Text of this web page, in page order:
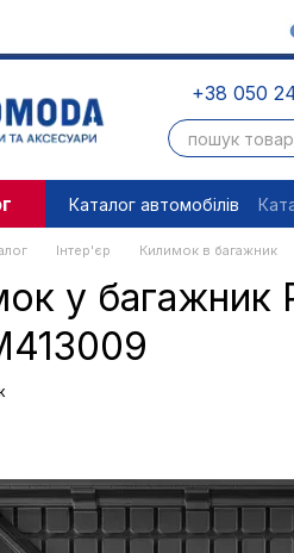
+38 050
Каталог автомобілів
Угода користувача
Інтер'єр Килимок в багажник
у багажник